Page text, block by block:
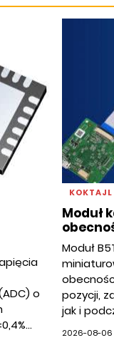
o
KOKTAJL
Moduł
Moduł
pozycji,
jak i
2026-08-06